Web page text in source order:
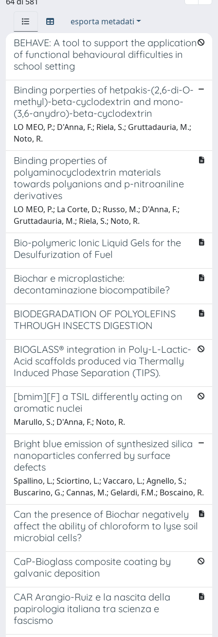
esporta metadati
BEHAVE: A tool to support the application
of functional behavioural difficulties in
school setting
Binding porperties of hetpakis-(2,6-di-O-
methyl)-beta-cyclodextrin and mono-
(3,6-anydro)-beta-cyclodextrin
LO MEO, P.; D'Anna, F.; Riela, S.; Gruttadauria, M.;
Noto, R.
Binding properties of
polyaminocyclodextrin materials
towards polyanions and p-nitroaniline
derivatives
LO MEO, P.; La Corte, D.; Russo, M.; D'Anna, F.;
Gruttadauria, M.; Riela, S.; Noto, R.
Bio-polymeric Ionic Liquid Gels for the
Desulfurization of Fuel
Biochar e microplastiche:
decontaminazione biocompatibile?
BIODEGRADATION OF POLYOLEFINS
THROUGH INSECTS DIGESTION
BIOGLASS® integration in Poly-L-Lactic-
Acid scaffolds produced via Thermally
Induced Phase Separation (TIPS).
[bmim][F] a TSIL differently acting on
aromatic nuclei
Marullo, S.; D'Anna, F.; Noto, R.
Bright blue emission of synthesized silica
nanoparticles conferred by surface
defects
Spallino, L.; Sciortino, L.; Vaccaro, L.; Agnello, S.;
Buscarino, G.; Cannas, M.; Gelardi, F.M.; Boscaino, R.
Can the presence of Biochar negatively
affect the ability of chloroform to lyse soil
microbial cells?
CaP-Bioglass composite coating by
galvanic deposition
CAR Arangio-Ruiz e la nascita della
papirologia italiana tra scienza e
fascismo